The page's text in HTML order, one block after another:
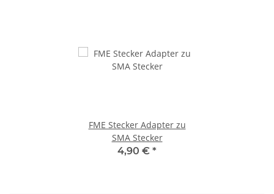
FME Stecker Adapter zu
SMA Stecker
4,90 € *